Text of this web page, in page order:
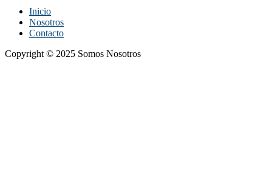
Inicio
Nosotros
Contacto
Copyright © 2025 Somos Nosotros